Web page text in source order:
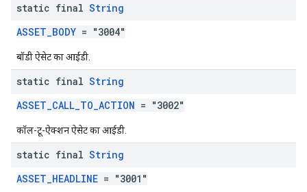
static final String
ASSET_BODY = "3004"
बॉडी ऐसेट का आईडी.
static final String
ASSET_CALL_TO_ACTION = "3002"
कॉल-टू-ऐक्शन ऐसेट का आईडी.
static final String
ASSET_HEADLINE = "3001"